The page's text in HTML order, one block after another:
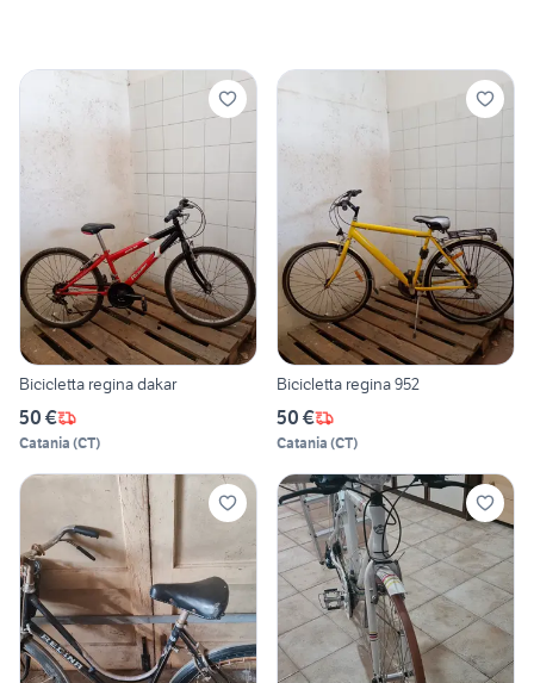
Bicicletta regina dakar
50 €
Catania (CT)
Bicicletta regina 952
50 €
Catania (CT)